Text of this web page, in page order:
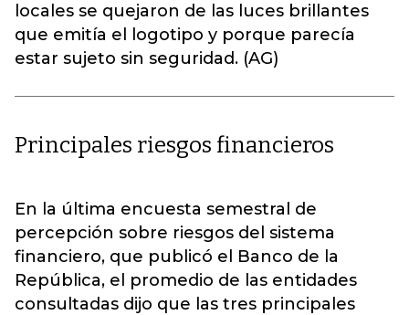
locales se quejaron de las luces brillantes
que emitía el logotipo y porque parecía
estar sujeto sin seguridad. (AG)
Principales riesgos financieros
En la última encuesta semestral de
percepción sobre riesgos del sistema
financiero, que publicó el Banco de la
República, el promedio de las entidades
consultadas dijo que las tres principales